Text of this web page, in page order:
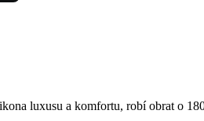
luxusu a komfortu, robí obrat o